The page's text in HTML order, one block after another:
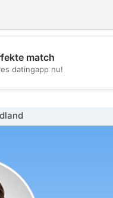
match
datingapp nu!